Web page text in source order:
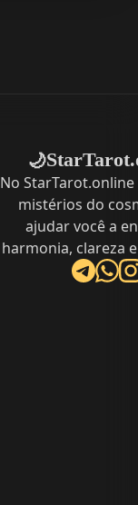
🌙
No
mistérios do
ajudar você a
harmonia, clareza